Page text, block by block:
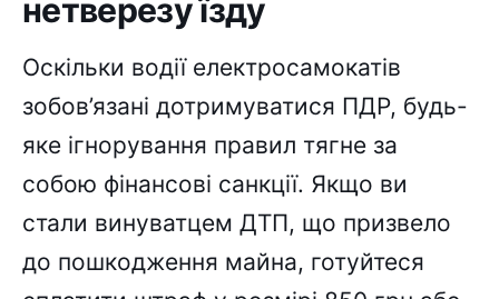
нетверезу їзду
Оскільки водії електросамокатів
зобов’язані дотримуватися ПДР, будь-
яке ігнорування правил тягне за
собою фінансові санкції. Якщо ви
стали винуватцем ДТП, що призвело
до пошкодження майна, готуйтеся